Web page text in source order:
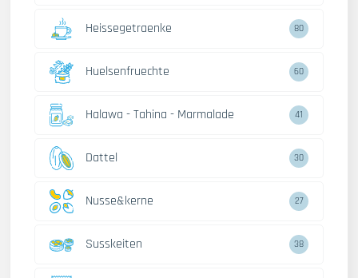
Heissegetraenke 80
Huelsenfruechte 60
Halawa - Tahina - Marmalade 41
Dattel 30
Nusse&kerne 27
Susskeiten 38